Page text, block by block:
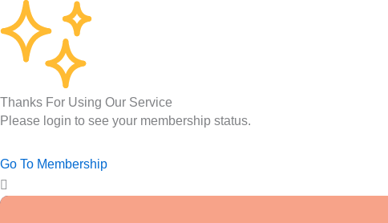
Thanks For Using Our Service
Please login to see your membership status.
Go To Membership